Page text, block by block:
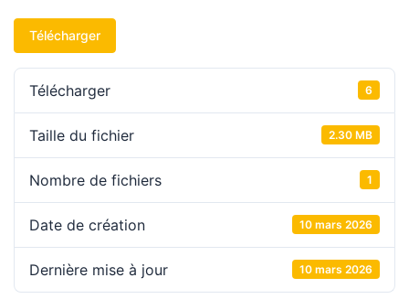
Télécharger
Télécharger 6
Taille du fichier 2.30 MB
Nombre de fichiers 1
Date de création 10 mars 2026
Dernière mise à jour 10 mars 2026